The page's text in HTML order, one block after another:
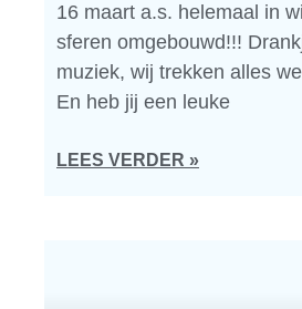
16 maart a.s. helemaal in
sferen omgebouwd!!!
muziek, wij trekken alles
En heb jij een leuke
LEES VERDER »